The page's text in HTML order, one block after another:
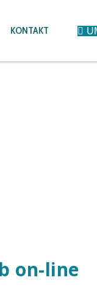
KONTAKT
on-line